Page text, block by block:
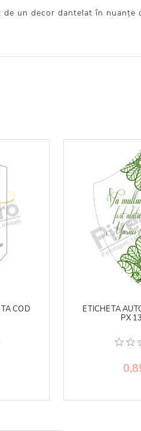
un decor dantelat în nuanțe
COD
ETICHETA
PX